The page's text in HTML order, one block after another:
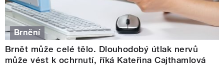
Brnění
Brnět může celé tělo. Dlouhodobý útlak nervů
může vést k ochrnutí, říká Kateřina Cajthamlová